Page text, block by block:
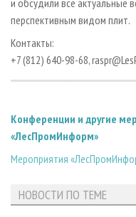
и обсудили все актуальные
перспективным видом плит.
Контакты:
+7 (812) 640-98-68,
Конференции и другие
«ЛесПромИнформ»
Мероприятия
НОВОСТИ ПО ТЕМЕ